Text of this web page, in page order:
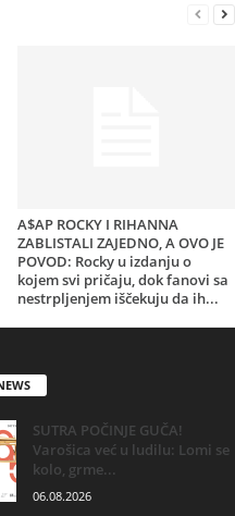
A$AP ROCKY I RIHANNA
ZABLISTALI ZAJEDNO, A OVO JE
POVOD: Rocky u izdanju o
kojem svi pričaju, dok fanovi sa
nestrpljenjem iščekuju da ih...
SUTRA POČINJE GUČA!
Varošica već u ludilu: Lomi se
kolo, grme...
06.08.2026